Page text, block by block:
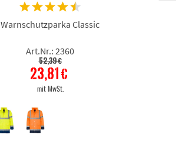
Warnschutzparka Classic
Art.Nr.: 2360
52,39 €
23,81 €
mit MwSt.